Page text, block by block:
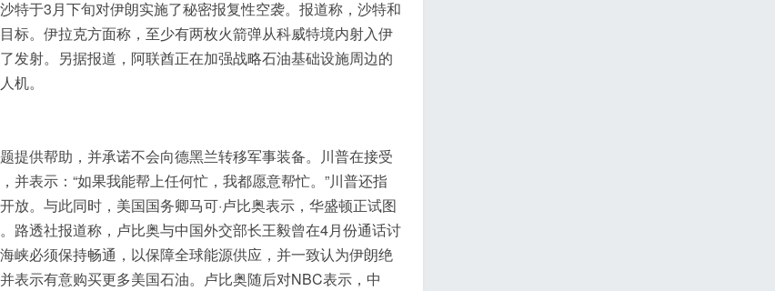
特于3月下旬对伊朗实施了秘密报复性空袭。报道称，沙特和
标。伊拉克方面称，至少有两枚火箭弹从科威特境内射入伊
发射。另据报道，阿联酋正在加强战略石油基础设施周边的
机。
提供帮助，并承诺不会向德黑兰转移军事装备。川普在接受
表示：“如果我能帮上任何忙，我都愿意帮忙。”川普还指
。与此同时，美国国务卿马可·卢比奥表示，华盛顿正试图
路透社报道称，卢比奥与中国外交部长王毅曾在4月份通话讨
峡必须保持畅通，以保障全球能源供应，并一致认为伊朗绝
表示有意购买更多美国石油。卢比奥随后对NBC表示，中